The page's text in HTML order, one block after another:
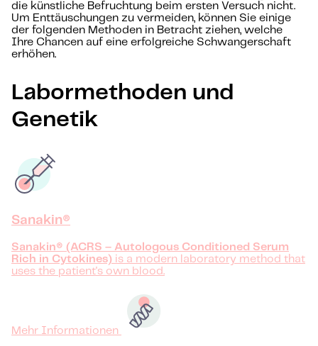
die künstliche Befruchtung beim ersten Versuch nicht.
Um Enttäuschungen zu vermeiden, können Sie einige
der folgenden Methoden in Betracht ziehen, welche
Ihre Chancen auf eine erfolgreiche Schwangerschaft
erhöhen.
Labormethoden und
Genetik
Sanakin®
Sanakin® (ACRS – Autologous Conditioned Serum
Rich in Cytokines) is a modern laboratory method that
uses the patient's own blood.
Mehr Informationen